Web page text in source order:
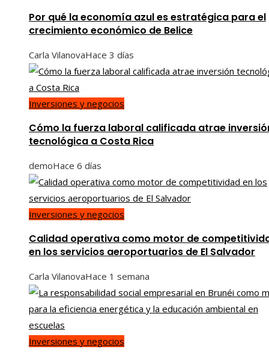
Por qué la economía azul es estratégica para el
crecimiento económico de Belice
Carla VilanovaHace 3 días
Inversiones y negocios
Cómo la fuerza laboral calificada atrae
tecnológica a Costa Rica
demoHace 6 días
Inversiones y negocios
Calidad operativa como motor de
en los servicios aeroportuarios de El Salvador
Carla VilanovaHace 1 semana
Inversiones y negocios